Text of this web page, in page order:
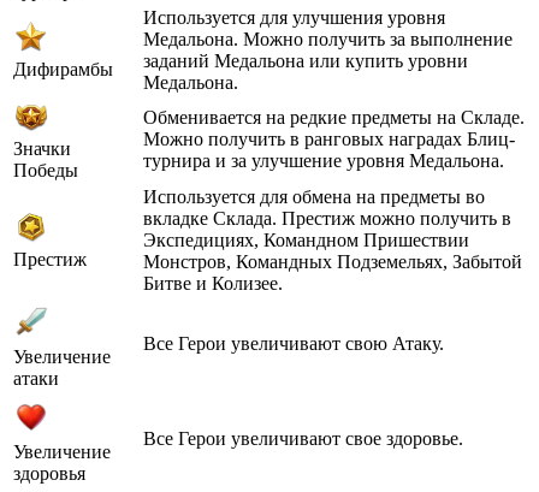
Дифирамбы
Используется для улучшения уровня
Медальона. Можно получить за выполнение
заданий Медальона или купить уровни
Медальона.
Значки
Победы
Обменивается на редкие предметы на Складе.
Можно получить в ранговых наградах Блиц-
турнира и за улучшение уровня Медальона.
Престиж
Используется для обмена на предметы во
вкладке Склада. Престиж можно получить в
Экспедициях, Командном Пришествии
Монстров, Командных Подземельях, Забытой
Битве и Колизее.
Увеличение
атаки
Все Герои увеличивают свою Атаку.
Увеличение
здоровья
Все Герои увеличивают свое здоровье.